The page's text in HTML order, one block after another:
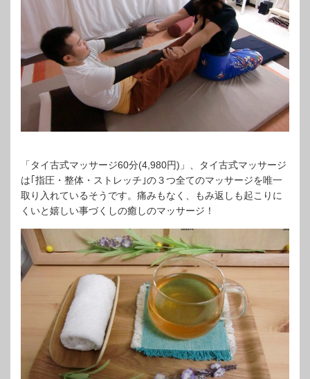
「タイ古式マッサージ60分(4,980円)」、タイ古式マッサージ
は｢指圧・整体・ストレッチ｣の３つ全てのマッサージを唯一
取り入れているそうです。痛みもなく、もみ返しも起こりに
くいと嬉しい事づくしの癒しのマッサージ！